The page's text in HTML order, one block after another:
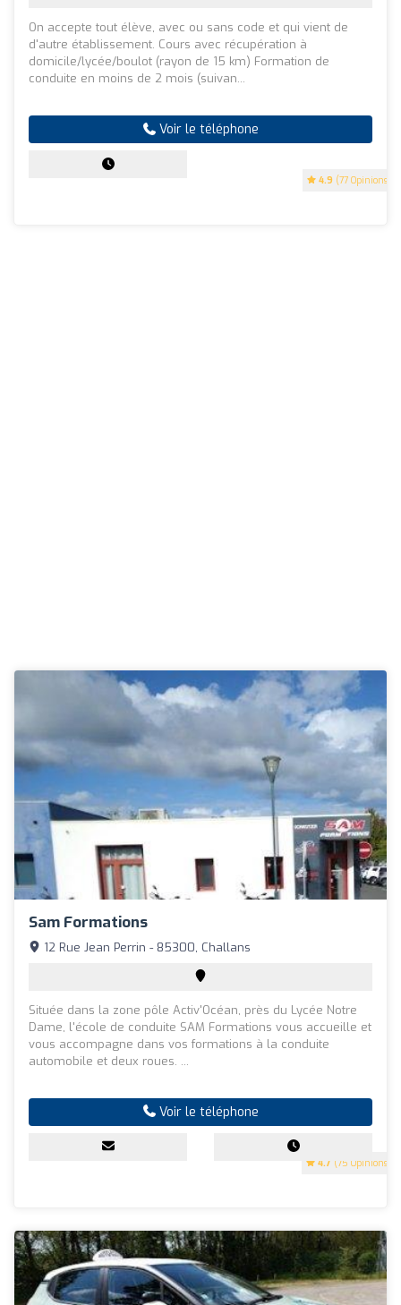
4.9 (77 Opinions)
On accepte tout élève, avec ou sans code et qui vient de
d'autre établissement. Cours avec récupération à
domicile/lycée/boulot (rayon de 15 km) Formation de
conduite en moins de 2 mois (suivan...
Voir le téléphone
Sam Formations
4.7 (75 Opinions)
12 Rue Jean Perrin - 85300, Challans
Située dans la zone pôle Activ'Océan, près du Lycée Notre
Dame, l'école de conduite SAM Formations vous accueille et
vous accompagne dans vos formations à la conduite
automobile et deux roues. ...
Voir le téléphone